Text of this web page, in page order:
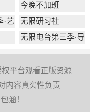
今晚不加班
·艺
无限研习社
无限电台第三季·导
平台观看正版资源
内容真实性负责
涵！